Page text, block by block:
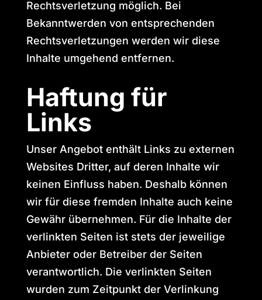
Rechtsverletzung möglich. Bei
Bekanntwerden von entsprechenden
Rechtsverletzungen werden wir diese
Inhalte umgehend entfernen.
Haftung für
Links
Unser Angebot enthält Links zu externen
Websites Dritter, auf deren Inhalte wir
keinen Einfluss haben. Deshalb können
wir für diese fremden Inhalte auch keine
Gewähr übernehmen. Für die Inhalte der
verlinkten Seiten ist stets der jeweilige
Anbieter oder Betreiber der Seiten
verantwortlich. Die verlinkten Seiten
wurden zum Zeitpunkt der Verlinkung